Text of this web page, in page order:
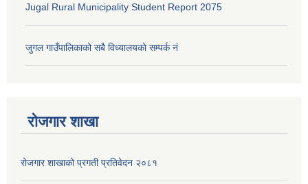
Jugal Rural Municipality Student Report 2075
जुगल गाउँपालिकाको सबै विध्यालयकाे सम्पर्क नं
रोजगार शाखा
रोजगार शाखाको प्रगती प्रतिवेदन २०८१